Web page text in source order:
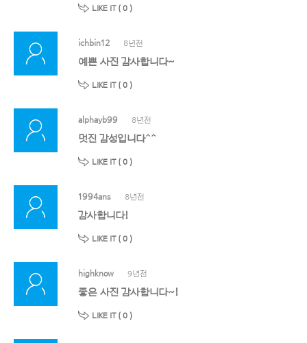
LIKE IT ( 0 )
ichbin12 8년전
예쁜 사진 감사합니다~
LIKE IT ( 0 )
alphayb99 8년전
멋진 감성입니다^^
LIKE IT ( 0 )
1994ans 8년전
감사합니다!
LIKE IT ( 0 )
highknow 9년전
좋은 사진 감사합니다~!
LIKE IT ( 0 )